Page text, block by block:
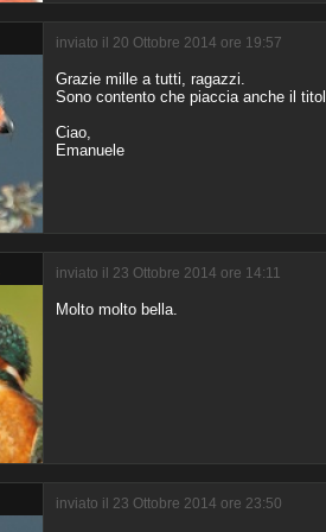
inviato il 20 Ottobre 2014 ore 19:57
Grazie mille a tutti, ragazzi.
Sono contento che piaccia anche il
Ciao,
Emanuele
inviato il 23 Ottobre 2014 ore 14:11
Molto molto bella.
inviato il 23 Ottobre 2014 ore 23:50